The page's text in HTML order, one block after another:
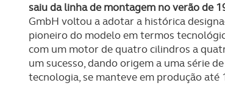
saiu da linha de montagem no verão de
GmbH voltou a adotar a histórica
pioneiro do modelo em termos
com um motor de quatro cilindros a
um sucesso, dando origem a uma série
tecnologia, se manteve em produção até